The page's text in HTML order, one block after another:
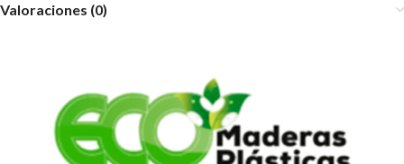
Valoraciones (0)